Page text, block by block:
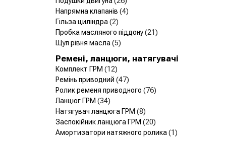
Напрямна клапанів (4)
Гільза циліндра (2)
Пробка масляного піддону(21)
Щуп рівня масла (5)
Ремені, ланцюги, натягувачі
Комплект ГРМ (12)
Ремінь приводний (47)
Ролик ременя приводного (76)
Ланцюг ГРМ (34)
Натягувач ланцюга ГРМ (8)
Заспокійник ланцюга ГРМ (20)
Амортизатори натяжного ролика (1)